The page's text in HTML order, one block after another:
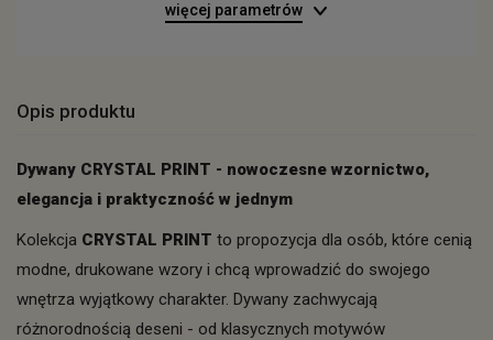
więcej parametrów
Opis produktu
Dywany CRYSTAL PRINT - nowoczesne wzornictwo,
elegancja i praktyczność w jednym
Kolekcja CRYSTAL PRINT to propozycja dla osób, które cenią
modne, drukowane wzory i chcą wprowadzić do swojego
wnętrza wyjątkowy charakter. Dywany zachwycają
różnorodnością deseni - od klasycznych motywów